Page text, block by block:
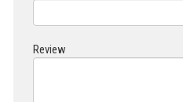
Review